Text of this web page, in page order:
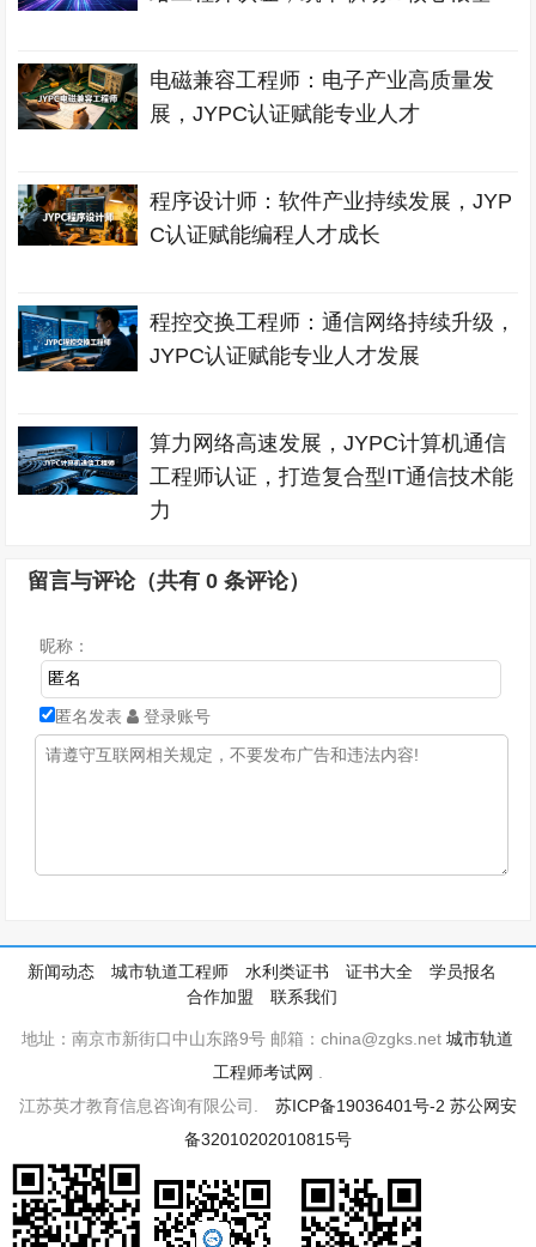
电磁兼容工程师：电子产业高质量发
展，JYPC认证赋能专业人才
程序设计师：软件产业持续发展，JYP
C认证赋能编程人才成长
程控交换工程师：通信网络持续升级，
JYPC认证赋能专业人才发展
算力网络高速发展，JYPC计算机通信
工程师认证，打造复合型IT通信技术能
力
留言与评论（共有0 条评论）
昵称：
匿名发表 登录账号
新闻动态 城市轨道工程师 水利类证书 证书大全
学员报名
合作加盟
联系我们
地址：南京市新街口中山东路9号 邮箱：china@zgks.net城市轨道
工程师考试网
江苏英才教育信息咨询有限公司. 苏ICP备19036401号-2 苏公网安
备32010202010815号